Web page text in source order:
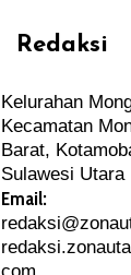
Redaksi
Kelurahan
Kecamatan
Barat,
Sulawesi Utara
Email: